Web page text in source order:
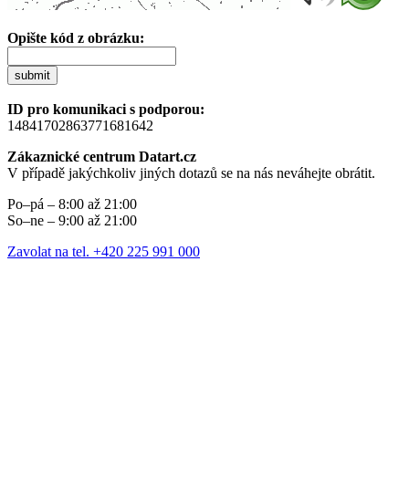
Opište kód z obrázku:
submit
ID pro komunikaci s podporou:
14841702863771681642
Zákaznické centrum Datart.cz
V případě jakýchkoliv jiných dotazů se na nás neváhejte obrátit.
Po–pá – 8:00 až 21:00
So–ne – 9:00 až 21:00
Zavolat na tel. +420 225 991 000